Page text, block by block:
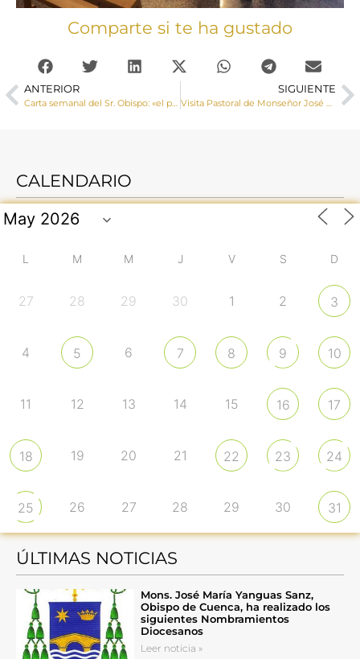
Comparte si te ha gustado
ANTERIOR SIGUIENTE
CALENDARIO
L M M J V S D
27 28 29 30 1 2 3
4 5 6 7 8 9 10
11 12 13 14 15 16 17
18 19 20 21 22 23 24
25 26 27 28 29 30 31
ÚLTIMAS NOTICIAS
Mons. José María Yanguas Sanz,
Obispo de Cuenca, ha realizado los
siguientes Nombramientos
Diocesanos
Leer noticia »